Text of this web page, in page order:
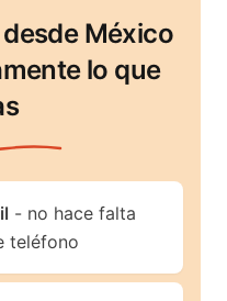
México
lo que
- no hace falta
teléfono